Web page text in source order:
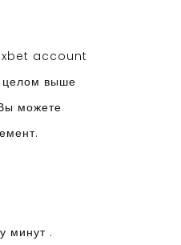
целом выше
можете
минут .